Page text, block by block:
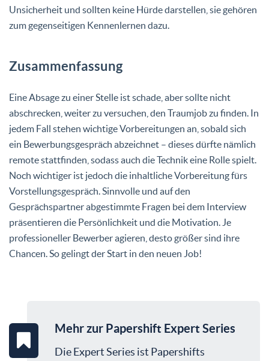
Unsicherheit und sollten keine Hürde darstellen, sie gehören
zum gegenseitigen Kennenlernen dazu.
Zusammenfassung
Eine Absage zu einer Stelle ist schade, aber sollte nicht
abschrecken, weiter zu versuchen, den Traumjob zu finden. In
jedem Fall stehen wichtige Vorbereitungen an, sobald sich
ein Bewerbungsgespräch abzeichnet – dieses dürfte nämlich
remote stattfinden, sodass auch die Technik eine Rolle spielt.
Noch wichtiger ist jedoch die inhaltliche Vorbereitung fürs
Vorstellungsgespräch. Sinnvolle und auf den
Gesprächspartner abgestimmte Fragen bei dem Interview
präsentieren die Persönlichkeit und die Motivation. Je
professioneller Bewerber agieren, desto größer sind ihre
Chancen. So gelingt der Start in den neuen Job!
Mehr zur Papershift Expert Series
Die Expert Series ist Papershifts